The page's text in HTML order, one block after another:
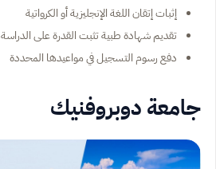
إثبات إتقان اللغة الإنجليزية أو الكرواتية
تقديم شهادة طبية تثبت القدرة على الدراسة
دفع رسوم التسجيل في مواعيدها المحددة
جامعة دوبروفنيك